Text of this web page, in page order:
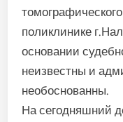
поликлинике
основании
неизвестны и
необоснованны.
На сегодняшний